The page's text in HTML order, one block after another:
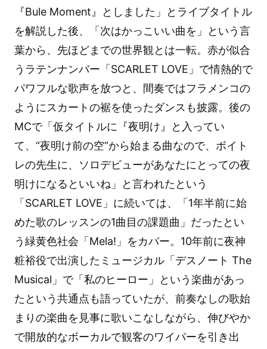
『Bule Moment』としました」とライブタイトル
を解説した後、「次はかっこいい曲を」という言
葉から、先ほどまでの世界観とは一転。赤が似合
うラテンナンバー「SCARLET LOVE」で情熱的で
パワフルな歌声を放つと、間奏ではフラメンコの
ようにスカートの裾を使ったダンスも披露。後の
MCで「仮タイトルに『夜明け』と入ってい
て、“夜明け前の空”から始まる曲なので、ボイト
レの先生に、ソロデビューがあなたにとっての夜
明けになるといいね」と言われたという
「SCARLET LOVE」に続いては、「1年半前に始
めた歌のレッスンの1曲目の課題曲」だったとい
う緑黄色社会「Mela!」をカバー。10年前に夜神
粧裕役で出演したミュージカル「デスノート The
Musical」で「私のヒーロー」という楽曲があっ
たという共通点も語っていたが、前奏なしの歌始
まりの楽曲を見事に歌いこなしながら、伸びやか
で開放的なボーカルで観客のワイパーを引き出